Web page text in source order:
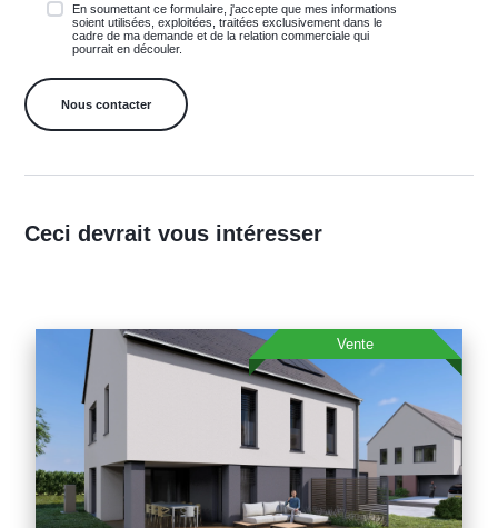
En soumettant ce formulaire, j'accepte que mes informations
soient utilisées, exploitées, traitées exclusivement dans le
cadre de ma demande et de la relation commerciale qui
pourrait en découler.
Ceci devrait vous intéresser
Vente